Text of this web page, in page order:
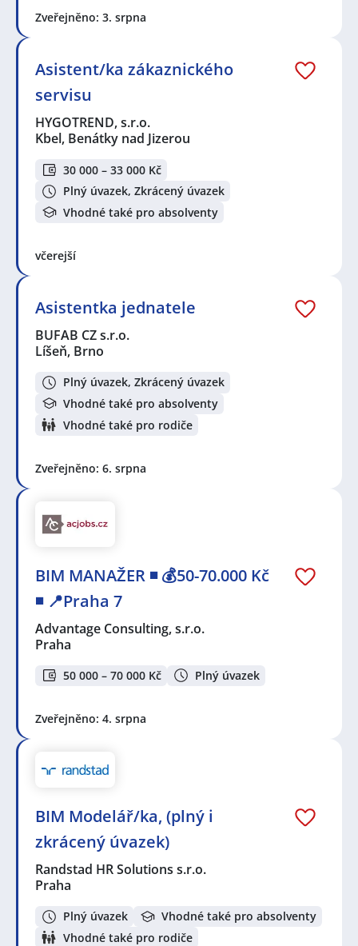
Zveřejněno: 3. srpna
Asistent/ka zákaznického
servisu
HYGOTREND, s.r.o.
Kbel, Benátky nad Jizerou
30 000 – 33 000 Kč
Plný úvazek, Zkrácený úvazek
Vhodné také pro absolventy
včerejší
Asistentka jednatele
BUFAB CZ s.r.o.
Líšeň, Brno
Plný úvazek, Zkrácený úvazek
Vhodné také pro absolventy
Vhodné také pro rodiče
Zveřejněno: 6. srpna
BIM MANAŽER ◾ 💰50-70.000 Kč
◾ 📍Praha 7
Advantage Consulting, s.r.o.
Praha
50 000 – 70 000 Kč Plný úvazek
Zveřejněno: 4. srpna
BIM Modelář/ka, (plný i
zkrácený úvazek)
Randstad HR Solutions s.r.o.
Praha
Plný úvazek
Vhodné také pro absolventy
Vhodné také pro rodiče